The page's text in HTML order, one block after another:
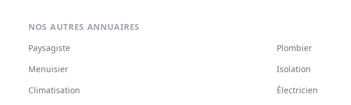
NOS AUTRES ANNUAIRES
Paysagiste
Plombier
Menuisier
Isolation
Climatisation
Électricien